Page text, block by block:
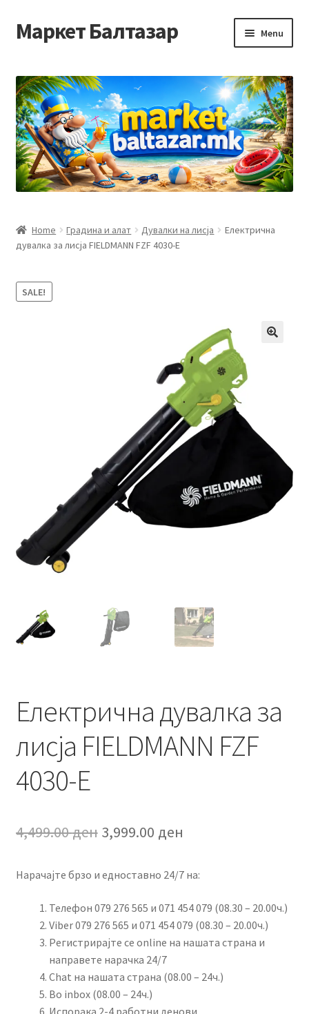
Skip
to
Skip
to
Маркет Балтазар Menu
Checkout
Homepage
Privacy Policy
Контакт
Корисничка подршка
Рекламации и замена на производ
Услови за користење
Home Градина и алат Дувалки на лисја
Електрична
дувалка за лисја FIELDMANN FZF 4030-E
SALE!
Електрична дувалка за
лисја FIELDMANN FZF
4030-E
4,499.00ден Original
was:
4,499.00 ден.
3,999.00 ден
is:
3,999.00 ден.
Нарачајте брзо и едноставно 24/7 на:
Телефон 079 276 565 и 071 454 079 (08.30 – 20.00ч.)
Viber 079 276 565 и 071 454 079 (08.30 – 20.00ч.)
Регистрирајте се online на нашата страна и
направете нарачка 24/7
Chat на нашата страна (08.00 – 24ч.)
Во inbox (08.00 – 24ч.)
Испорака 2-4 работни денови